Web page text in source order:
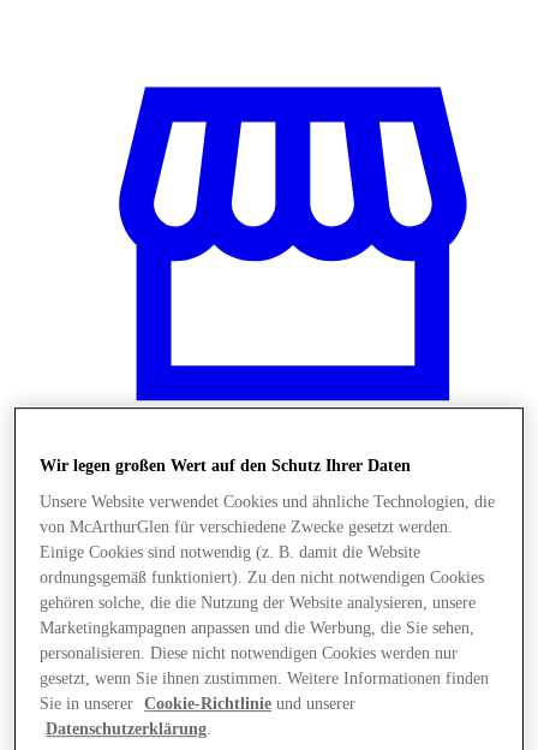
Stores
Wir legen großen Wert auf den Schutz Ihrer Daten
Unsere Website verwendet Cookies und ähnliche Technologien, die
von McArthurGlen für verschiedene Zwecke gesetzt werden.
Einige Cookies sind notwendig (z. B. damit die Website
ordnungsgemäß funktioniert). Zu den nicht notwendigen Cookies
gehören solche, die die Nutzung der Website analysieren, unsere
Marketingkampagnen anpassen und die Werbung, die Sie sehen,
personalisieren. Diese nicht notwendigen Cookies werden nur
gesetzt, wenn Sie ihnen zustimmen. Weitere Informationen finden
Sie in unserer
Cookie-Richtlinie und unserer
Datenschutzerklärung.